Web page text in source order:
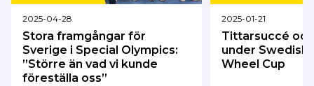
2025-04-28
Stora framgångar för
Sverige i Special Olympics:
”Större än vad vi kunde
föreställa oss”
2025-01-21
Tittarsuccé
under Swedish
Wheel Cup